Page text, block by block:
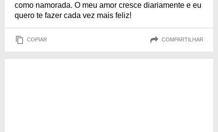
como namorada. O meu amor cresce diariamente e eu
quero te fazer cada vez mais feliz!
COPIAR COMPARTILHAR